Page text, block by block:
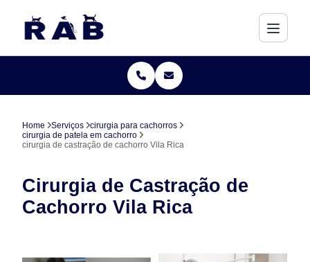
Home Serviços
cirurgia para cachorros
cirurgia de patela em cachorro
cirurgia de castração de cachorro Vila Rica
Cirurgia de Castração de
Cachorro Vila Rica